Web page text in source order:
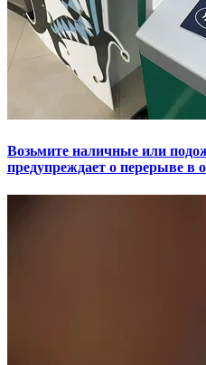
Возьмите наличные или
предупреждает о перерыве в